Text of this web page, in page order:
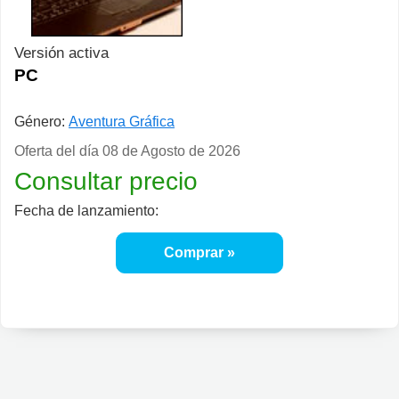
Versión activa
PC
Género: Aventura Gráfica
Oferta del día 08 de Agosto de 2026
Consultar precio
Fecha de lanzamiento:
Comprar